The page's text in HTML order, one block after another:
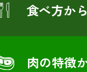
食べ方か
肉の特徴